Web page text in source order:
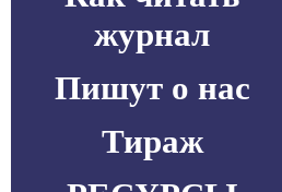
журнал
Пишут о нас
Тираж